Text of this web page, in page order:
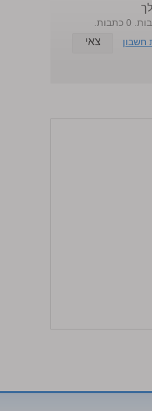
חשבון
צאי